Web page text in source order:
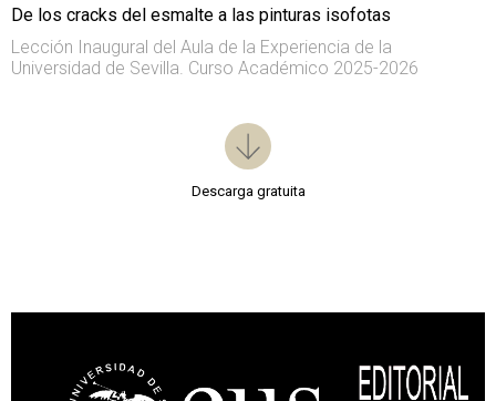
De los cracks del esmalte a las pinturas isofotas
Lección Inaugural del Aula de la Experiencia de la
Universidad de Sevilla. Curso Académico 2025-2026
Descarga gratuita